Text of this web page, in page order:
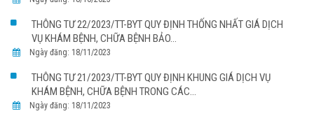
THÔNG TƯ 22/2023/TT-BYT QUY ĐỊNH THỐNG NHẤT GIÁ DỊCH
VỤ KHÁM BỆNH, CHỮA BỆNH BẢO...
Ngày đăng: 18/11/2023
THÔNG TƯ 21/2023/TT-BYT QUY ĐỊNH KHUNG GIÁ DỊCH VỤ
KHÁM BỆNH, CHỮA BỆNH TRONG CÁC...
Ngày đăng: 18/11/2023